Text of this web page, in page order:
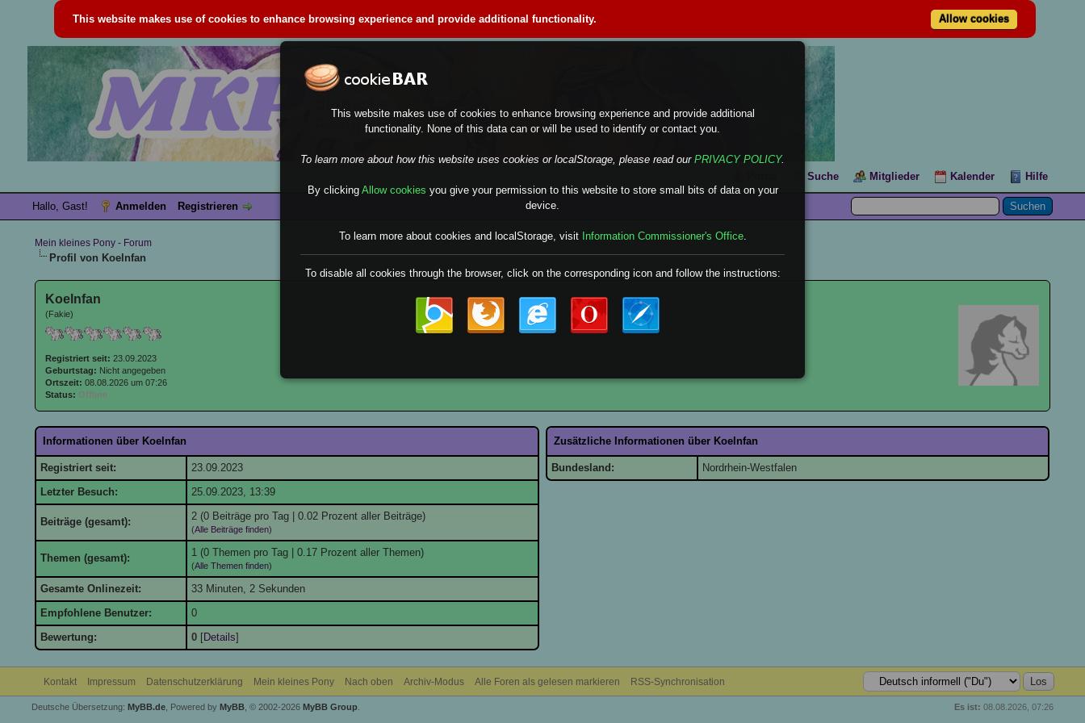
Suche Mitglieder Kalender Hilfe
Hallo, Gast! Anmelden Registrieren
Mein kleines Pony - Forum
Profil von Koelnfan
Koelnfan
(Fakie)
Registriert seit: 23.09.2023
Geburtstag: Nicht angegeben
Ortszeit: 08.08.2026 um 07:26
Status: Offline
Informationen über Koelnfan
Registriert seit:
23.09.2023
Letzter Besuch:
25.09.2023, 13:39
Beiträge (gesamt): 2 (0 Beiträge pro Tag | 0.02 Prozent aller Beiträge)
(Alle Beiträge finden)
Themen (gesamt): 1 (0 Themen pro Tag | 0.17 Prozent aller Themen)
(Alle Themen finden)
Gesamte Onlinezeit:
33 Minuten, 2 Sekunden
Empfohlene Benutzer:
0
Bewertung:
0 [Details]
Zusätzliche Informationen über Koelnfan
Bundesland: Nordrhein-Westfalen
Kontakt Impressum Datenschutzerklärung Mein kleines Pony Nach oben Archiv-Modus Alle Foren als gelesen markieren RSS-Synchronisation
Es ist: 08.08.2026, 07:26
Deutsche Übersetzung:MyBB.de , Powered byMyBB , © 2002-2026MyBB Group
This website makes use of cookies to enhance browsing experience and provide additional
functionality. None of this data can or will be used to identify or contact you.
To learn more about how this website uses cookies or localStorage, please read our PRIVACY POLICY.
By clicking Allow cookies you give your permission to this website to store small bits of data on your
device.
To learn more about cookies and localStorage, visit Information Commissioner's Office.
To disable all cookies through the browser, click on the corresponding icon and follow the instructions:
This website makes use of cookies to enhance browsing experience and provide additional functionality. Allow cookies